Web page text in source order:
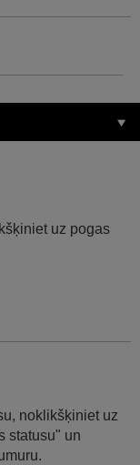
uz pogas
noklikšķiniet uz
statusu" un